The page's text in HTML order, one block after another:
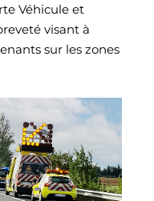
Véhicule et
visant à
sur les zones